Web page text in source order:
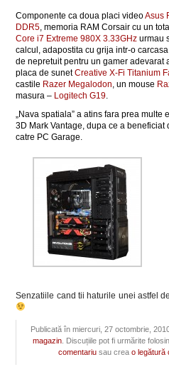
Componente ca doua placi videoAsus
DDR5, memoria RAM Corsair cu un
Core i7 Extreme 980X 3.33GHz urmau
calcul, adapostita cu grija intr-o
de nepretuit pentru un gamer adevarat
placa de sunetCreative X-Fi Titanium
castile Razer Megalodon, un mouse
masura – Logitech G19.
„Nava spatiala” a atins fara prea multe
3D Mark Vantage, dupa ce a beneficiat
catre PC Garage.
Senzatiile cand tii haturile unei astfel
Publicată în miercuri, 27 octombrie,
magazin. Discuțiile pot fi urmărite
comentariu sau creao legătură